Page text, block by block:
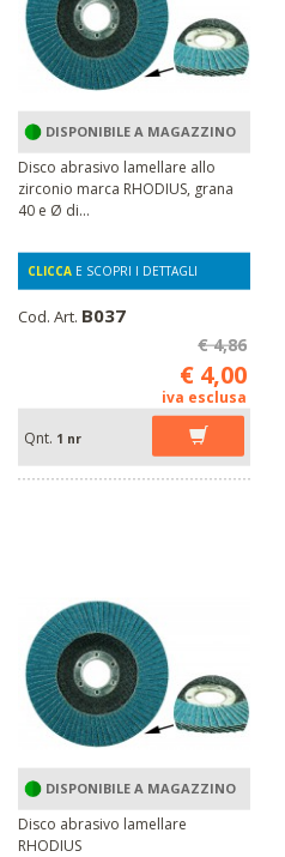
DISPONIBILE A MAGAZZINO
Disco abrasivo lamellare allo
zirconio marca RHODIUS, grana
40 e Ø di...
CLICCA E SCOPRI I DETTAGLI
Cod. Art. B037
€ 4,86
€ 4,00
iva esclusa
Qnt. 1 nr
DISPONIBILE A MAGAZZINO
Disco abrasivo lamellare
RHODIUS